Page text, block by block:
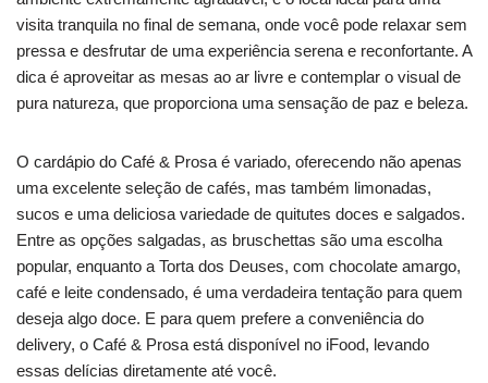
visita tranquila no final de semana, onde você pode relaxar sem
pressa e desfrutar de uma experiência serena e reconfortante. A
dica é aproveitar as mesas ao ar livre e contemplar o visual de
pura natureza, que proporciona uma sensação de paz e beleza.
O cardápio do Café & Prosa é variado, oferecendo não apenas
uma excelente seleção de cafés, mas também limonadas,
sucos e uma deliciosa variedade de quitutes doces e salgados.
Entre as opções salgadas, as bruschettas são uma escolha
popular, enquanto a Torta dos Deuses, com chocolate amargo,
café e leite condensado, é uma verdadeira tentação para quem
deseja algo doce. E para quem prefere a conveniência do
delivery, o Café & Prosa está disponível no iFood, levando
essas delícias diretamente até você.